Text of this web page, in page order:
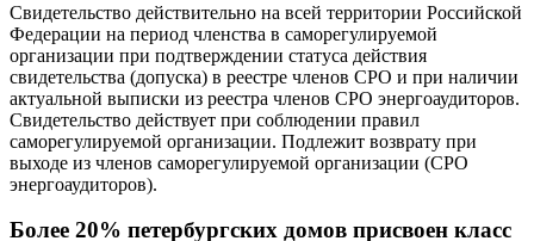
Свидетельство действительно на всей территории Российской
Федерации на период членства в саморегулируемой
организации при подтверждении статуса действия
свидетельства (допуска) в реестре членов СРО и при наличии
актуальной выписки из реестра членов СРО энергоаудиторов.
Свидетельство действует при соблюдении правил
саморегулируемой организации. Подлежит возврату при
выходе из членов саморегулируемой организации (СРО
энергоаудиторов).
Более 20% петербургских домов присвоен класс